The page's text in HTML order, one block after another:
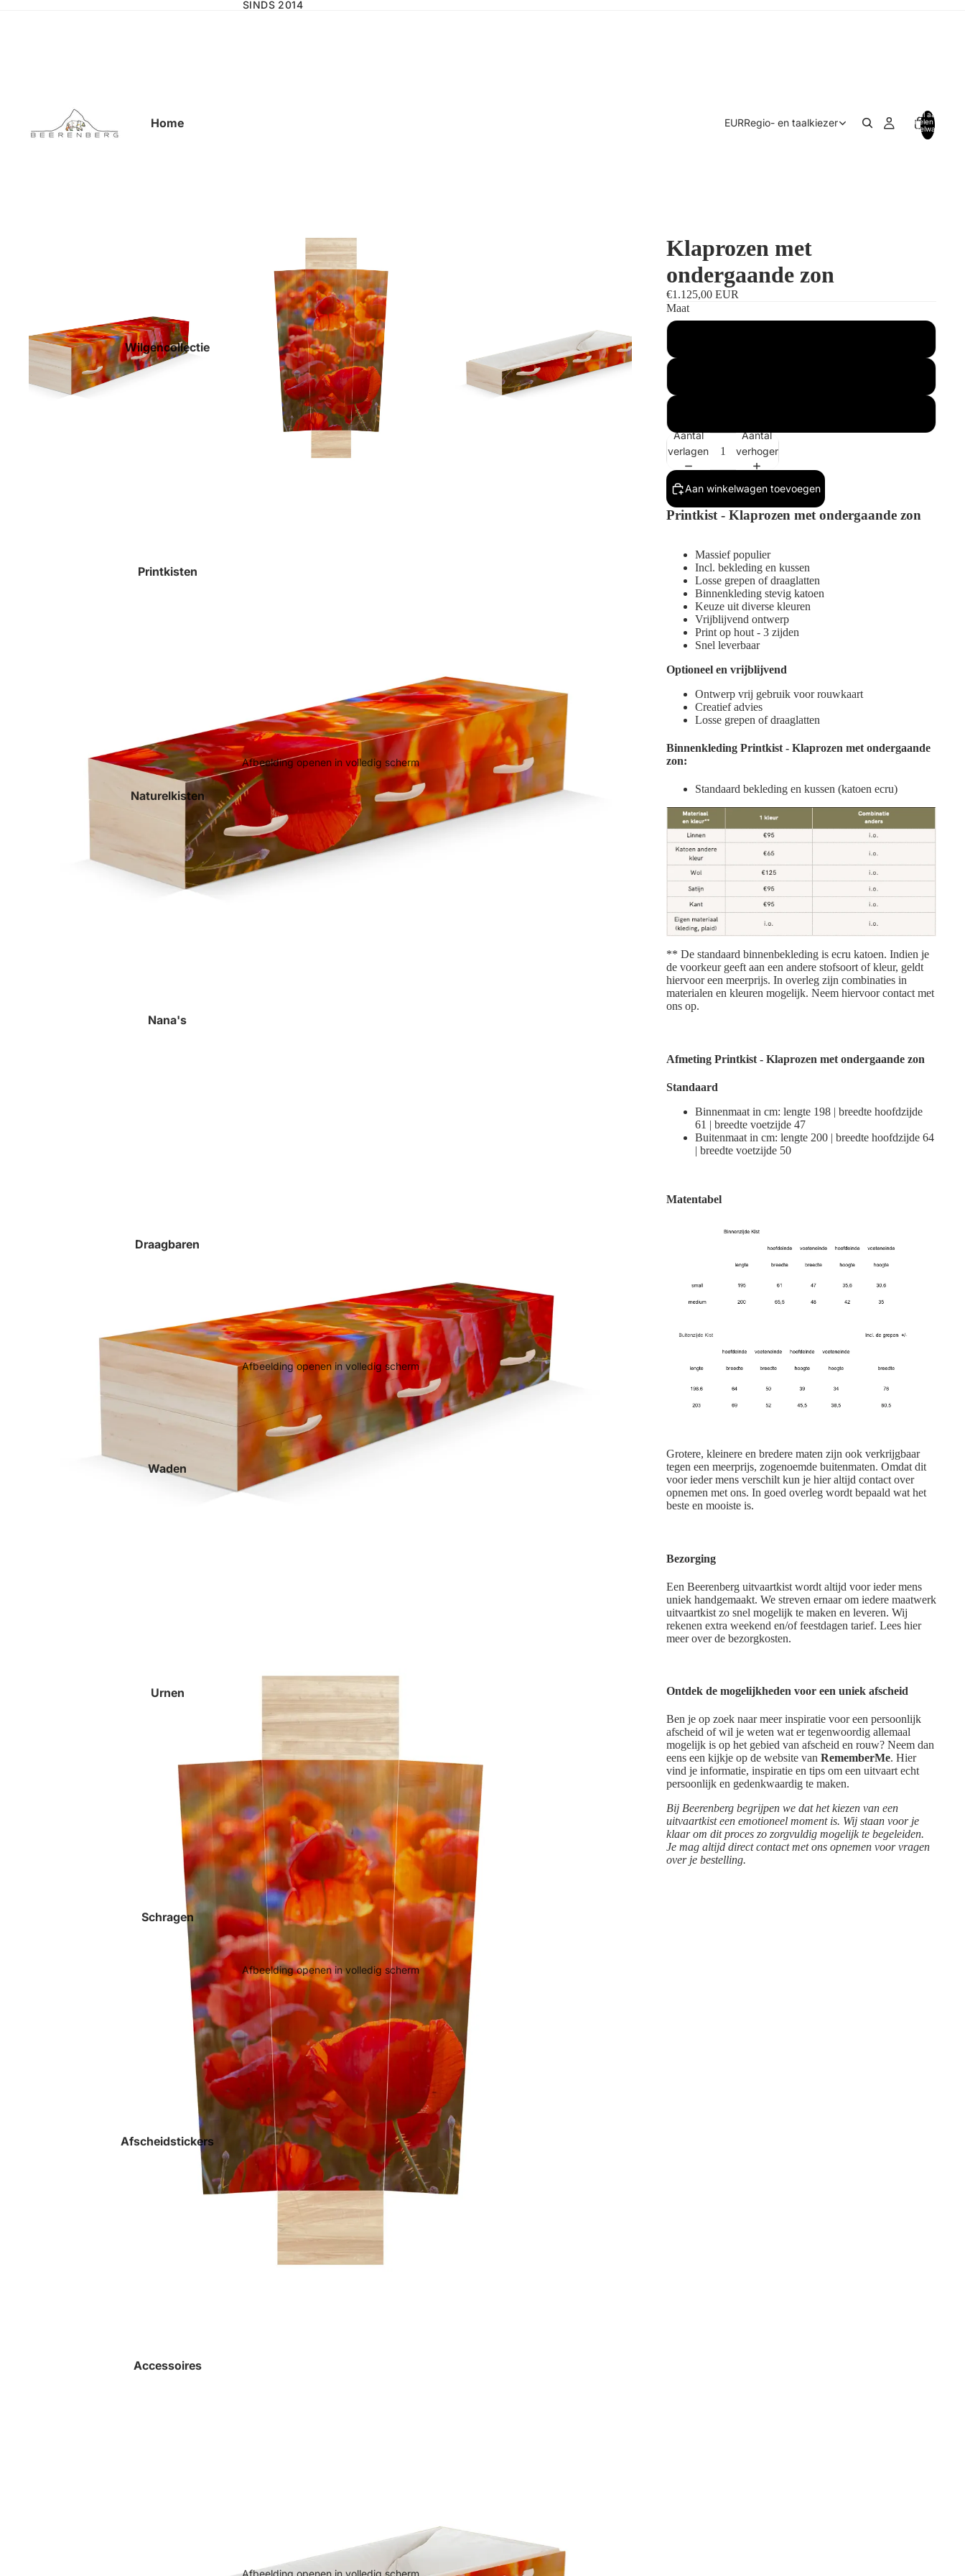
SINDS 2014
Home
Wilgencollectie
Printkisten
Naturelkisten
Nana's
Draagbaren
Waden
Urnen
Schragen
Afscheidstickers
Accessoires
EURRegio- en taalkiezer
Totaal aantal
artikelen in
winkelwagen:
Afbeelding openen in volledig scherm
Afbeelding openen in volledig scherm
Afbeelding openen in volledig scherm
Afbeelding openen in volledig scherm
Klaprozen met
ondergaande zon
€1.125,00 EUR
Maat
Aantal
verlagen
Aantal
verhogen
Aan winkelwagen toevoegen
Printkist - Klaprozen met ondergaande zon
Massief populier
Incl. bekleding en kussen
Losse grepen of draaglatten
Binnenkleding stevig katoen
Keuze uit diverse kleuren
Vrijblijvend ontwerp
Print op hout - 3 zijden
Snel leverbaar
Optioneel en vrijblijvend
Ontwerp vrij gebruik voor rouwkaart
Creatief advies
Losse grepen of draaglatten
Binnenkleding Printkist - Klaprozen met ondergaande
zon:
Standaard bekleding en kussen (katoen ecru)
** De standaard binnenbekleding is ecru katoen. Indien je
de voorkeur geeft aan een andere stofsoort of kleur, geldt
hiervoor een meerprijs. In overleg zijn combinaties in
materialen en kleuren mogelijk. Neem hiervoor contact met
ons op.
Afmeting Printkist - Klaprozen met ondergaande zon
Standaard
Binnenmaat in cm: lengte 198 | breedte hoofdzijde
61 | breedte voetzijde 47
Buitenmaat in cm: lengte 200 | breedte hoofdzijde 64
| breedte voetzijde 50
Matentabel
Grotere, kleinere en bredere maten zijn ook verkrijgbaar
tegen een meerprijs, zogenoemde buitenmaten. Omdat dit
voor ieder mens verschilt kun je hier altijd contact over
opnemen met ons. In goed overleg wordt bepaald wat het
beste en mooiste is.
Bezorging
Een Beerenberg uitvaartkist wordt altijd voor ieder mens
uniek handgemaakt. We streven ernaar om iedere maatwerk
uitvaartkist zo snel mogelijk te maken en leveren. Wij
rekenen extra weekend en/of feestdagen tarief. Lees hier
meer over de bezorgkosten.
Ontdek de mogelijkheden voor een uniek afscheid
Ben je op zoek naar meer inspiratie voor een persoonlijk
afscheid of wil je weten wat er tegenwoordig allemaal
mogelijk is op het gebied van afscheid en rouw? Neem dan
eens een kijkje op de website van RememberMe. Hier
vind je informatie, inspiratie en tips om een uitvaart echt
persoonlijk en gedenkwaardig te maken.
Bij Beerenberg begrijpen we dat het kiezen van een
uitvaartkist een emotioneel moment is. Wij staan voor je
klaar om dit proces zo zorgvuldig mogelijk te begeleiden.
Je mag altijd direct contact met ons opnemen voor vragen
over je bestelling.